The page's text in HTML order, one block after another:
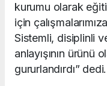
kurumu olarak
için
Sistemli, disiplinli
anlayışının ürünü
gururlandırdı” dedi.